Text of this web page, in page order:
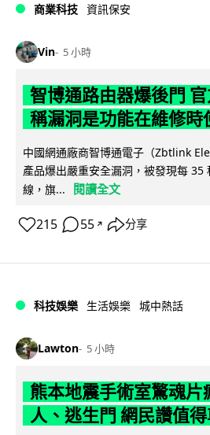
商業科技 資訊保安
Vin 5 小時
智博通路由器爆後門
稱漏洞是功能在維修時
中國網通廠商智博通電子（Zbtlink
產品爆出嚴重安全漏洞，被發現每 35
線，旗...
閱讀全文
215 55 ↗ 分享
科技娛樂 生活娛樂 城中熱話
Lawton 5 小時
熊本地震手術室驚魂片
人、逃生門 網民讚值